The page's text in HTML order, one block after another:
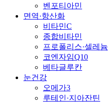
벤포티아민
면역·항산화
비타민C
종합비타민
프로폴리스·셀레늄
코엔자임Q10
베타글루칸
눈건강
오메가3
루테인·지아잔틴